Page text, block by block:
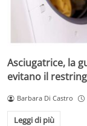
Asciugatrice, la
evitano il
Barbara Di Castro
Leggi di più